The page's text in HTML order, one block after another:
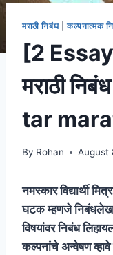
मराठी निबंध| कल्पनात्मक
[2
मराठी
tar
By Rohan August
नमस्कार विद्यार्थी
घटक म्हणजे
विषयांवर निबंध
कल्पनांचे अन्वेषण